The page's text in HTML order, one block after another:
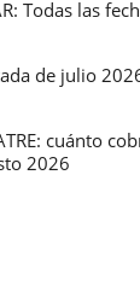
el
Todas las
de julio
cuánto
2026